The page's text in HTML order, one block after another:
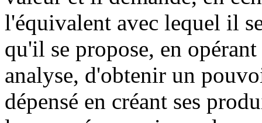
l'équivalent avec lequel il
qu'il se propose, en
analyse, d'obtenir un
dépensé en créant ses